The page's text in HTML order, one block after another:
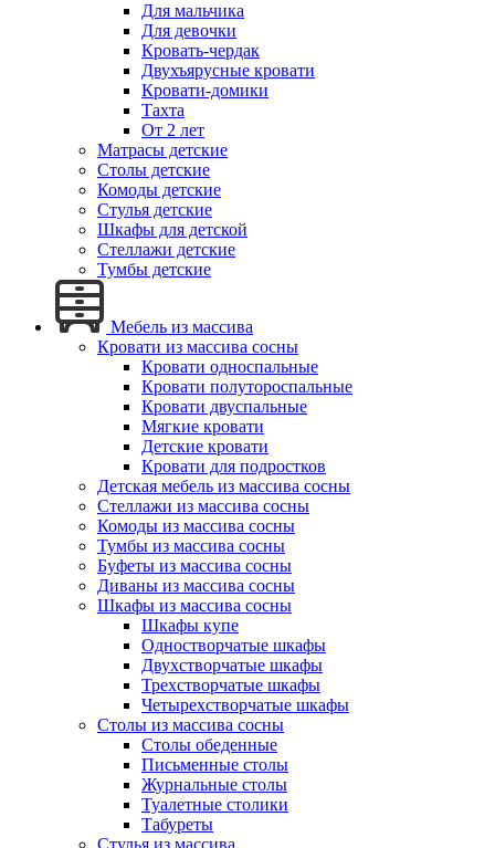
Для мальчика
Для девочки
Кровать-чердак
Двухъярусные кровати
Кровати-домики
Тахта
От 2 лет
Матрасы детские
Столы детские
Комоды детские
Стулья детские
Шкафы для детской
Стеллажи детские
Тумбы детские
Мебель из массива
Кровати из массива сосны
Кровати односпальные
Кровати полутороспальные
Кровати двуспальные
Мягкие кровати
Детские кровати
Кровати для подростков
Детская мебель из массива сосны
Стеллажи из массива сосны
Комоды из массива сосны
Тумбы из массива сосны
Буфеты из массива сосны
Диваны из массива сосны
Шкафы из массива сосны
Шкафы купе
Одностворчатые шкафы
Двухстворчатые шкафы
Трехстворчатые шкафы
Четырехстворчатые шкафы
Столы из массива сосны
Столы обеденные
Письменные столы
Журнальные столы
Туалетные столики
Табуреты